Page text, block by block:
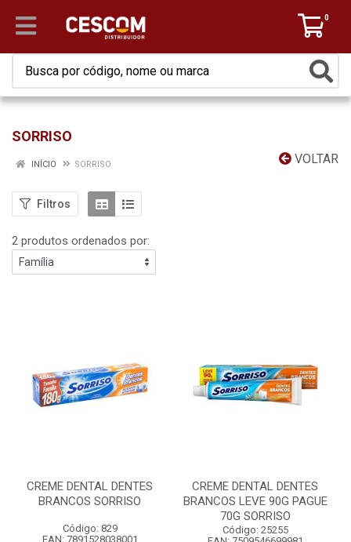
0
SORRISO
VOLTAR
INÍCIO SORRISO
Filtros
2 produtos ordenados por:
CREME DENTAL DENTES
BRANCOS SORRISO
Código: 829
EAN: 7891528038001
CREME DENTAL DENTES
BRANCOS LEVE 90G PAGUE
70G SORRISO
Código: 25255